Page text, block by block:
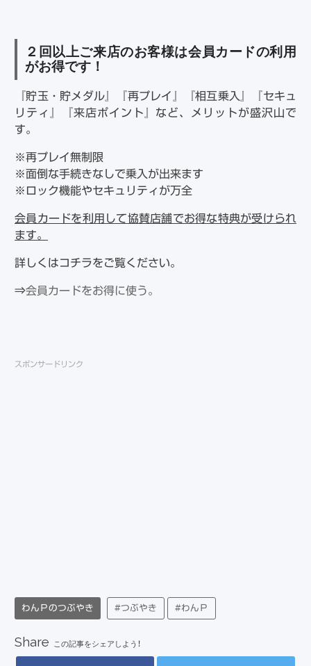
２回以上ご来店のお客様は会員カードの利用
がお得です！
『貯玉・貯メダル』『再プレイ』『相互乗入』『セキュ
リティ』『来店ポイント』など、メリットが盛沢山で
す。
※再プレイ無制限
※面倒な手続きなしで乗入が出来ます
※ロック機能やセキュリティが万全
会員カードを利用して協賛店舗でお得な特典が受けられ
ます。
詳しくはコチラをご覧ください。
⇒会員カードをお得に使う。
スポンサードリンク
わんＰのつぶやき #つぶやき #わんＰ
Share この記事をシェアしよう！